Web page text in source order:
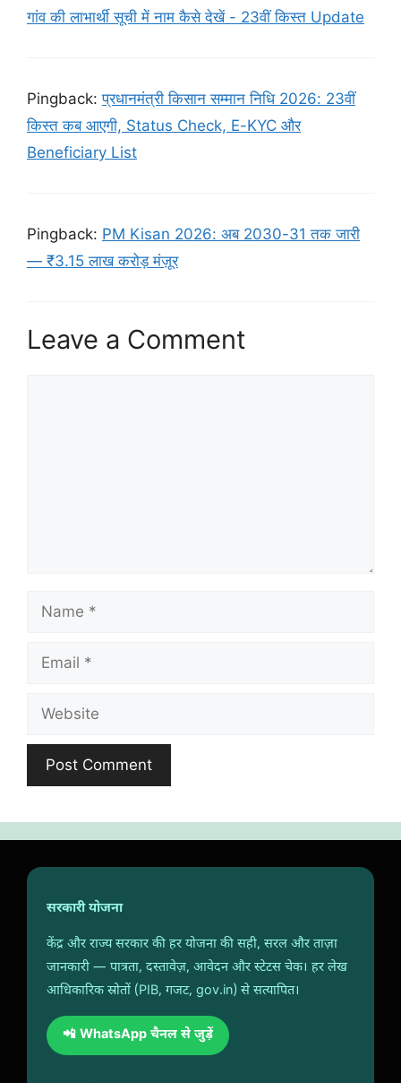
गांव की लाभार्थी सूची में नाम कैसे देखें - 23वीं किस्त Update
Pingback:प्रधानमंत्री किसान सम्मान निधि 2026: 23वीं
किस्त कब आएगी, Status Check, E-KYC और
Beneficiary List
Pingback: PM Kisan 2026: अब 2030-31 तक जारी
— ₹3.15 लाख करोड़ मंज़ूर
Leave a Comment
Name
Email
Website
सरकारी योजना
केंद्र और राज्य सरकार की हर योजना की सही, सरल और ताज़ा
जानकारी — पात्रता, दस्तावेज़, आवेदन और स्टेटस चेक। हर लेख
आधिकारिक स्रोतों (PIB, गजट, gov.in) से सत्यापित।
📲 WhatsApp चैनल से जुड़ें